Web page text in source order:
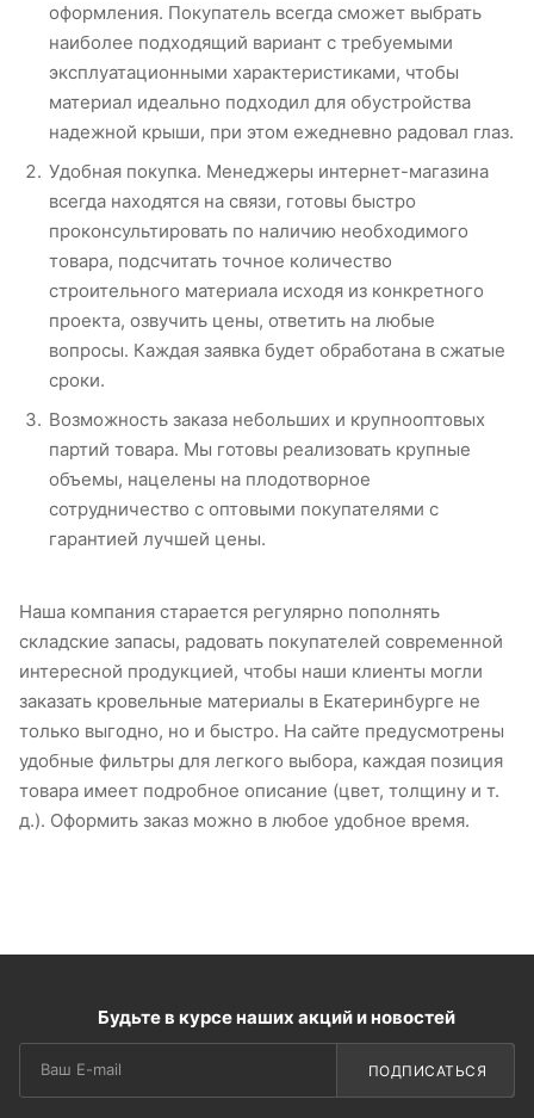
оформления. Покупатель всегда сможет выбрать
наиболее подходящий вариант с требуемыми
эксплуатационными характеристиками, чтобы
материал идеально подходил для обустройства
надежной крыши, при этом ежедневно радовал глаз.
Удобная покупка. Менеджеры интернет-магазина
всегда находятся на связи, готовы быстро
проконсультировать по наличию необходимого
товара, подсчитать точное количество
строительного материала исходя из конкретного
проекта, озвучить цены, ответить на любые
вопросы. Каждая заявка будет обработана в сжатые
сроки.
Возможность заказа небольших и крупнооптовых
партий товара. Мы готовы реализовать крупные
объемы, нацелены на плодотворное
сотрудничество с оптовыми покупателями с
гарантией лучшей цены.
Наша компания старается регулярно пополнять
складские запасы, радовать покупателей современной
интересной продукцией, чтобы наши клиенты могли
заказать кровельные материалы в Екатеринбурге не
только выгодно, но и быстро. На сайте предусмотрены
удобные фильтры для легкого выбора, каждая позиция
товара имеет подробное описание (цвет, толщину и т.
д.). Оформить заказ можно в любое удобное время.
Будьте в курсе наших акций и новостей
ПОДПИСАТЬСЯ